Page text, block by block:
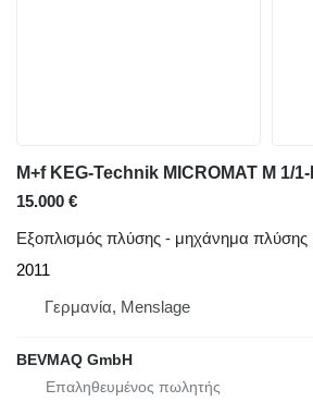
M+f KEG-Technik MICROMAT M 1/
15.000 €
Εξοπλισμός πλύσης - μηχάνημα πλύσης
2011
Γερμανία, Menslage
BEVMAQ GmbH